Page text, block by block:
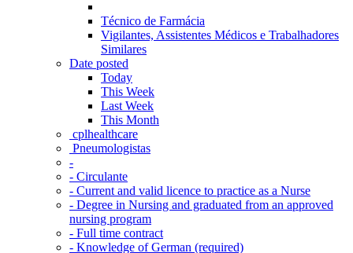
Técnico de Farmácia
Vigilantes, Assistentes Médicos e Trabalhadores
Similares
Date posted
Today
This Week
Last Week
This Month
‎ cplhealthcare‬
Pneumologistas
-
- Circulante
- Current and valid licence to practice as a Nurse
- Degree in Nursing and graduated from an approved
nursing program
- Full time contract
- Knowledge of German (required)